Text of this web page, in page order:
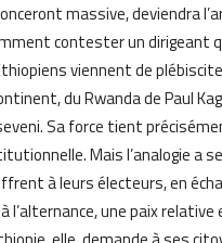
massive, deviendra
contester un dirigeant
viennent de
du Rwanda de Paul
Sa force tient
Mais l’analogie a
à leurs électeurs, en
l’alternance, une paix relative